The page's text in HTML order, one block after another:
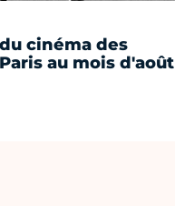
cinéma des
au mois d'août